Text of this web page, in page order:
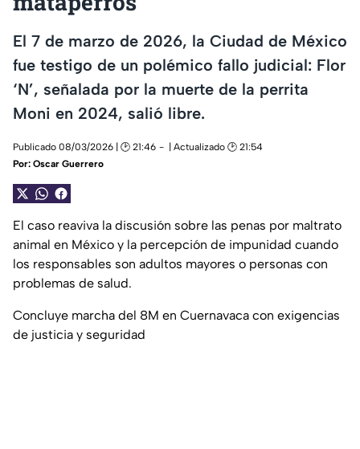
El 7 de marzo de 2026, la Ciudad de México
fue testigo de un polémico fallo judicial: Flor
‘N’, señalada por la muerte de la perrita
Moni en 2024, salió libre.
Publicado 08/03/2026 | 🕑 21:46
| Actualizado 🕑 21:54
Por: Oscar Guerrero
El caso reaviva la discusión sobre las penas por maltrato
animal en México y la percepción de impunidad cuando
los responsables son adultos mayores o personas con
problemas de salud.
Concluye marcha del 8M en Cuernavaca con exigencias
de justicia y seguridad